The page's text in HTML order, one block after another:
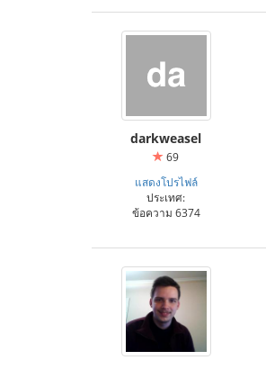
darkweasel
69
แสดงโปรไฟล์
ประเทศ:
ข้อความ 6374